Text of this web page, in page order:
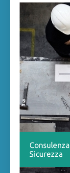
Consulenza
Sicurezza